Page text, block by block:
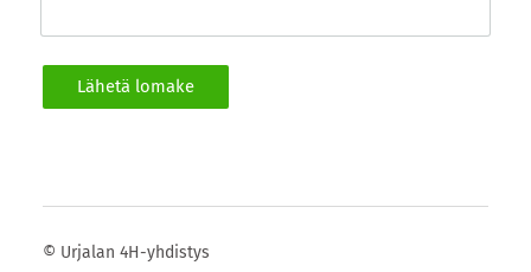
Lähetä lomake
© Urjalan 4H-yhdistys